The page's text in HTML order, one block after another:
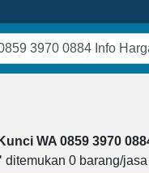
WA 0859 3970
ditemukan 0 barang/